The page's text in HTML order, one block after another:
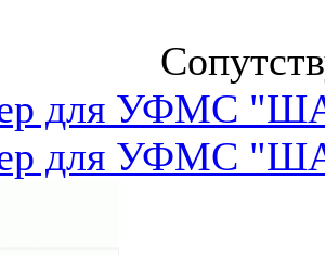
для УФМС
для УФМС